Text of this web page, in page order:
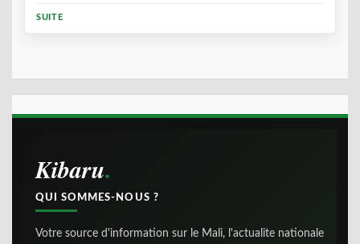
SUITE
Kibaru
QUI SOMMES-NOUS ?
Votre source d'information sur le Mali, l'actualite nationale